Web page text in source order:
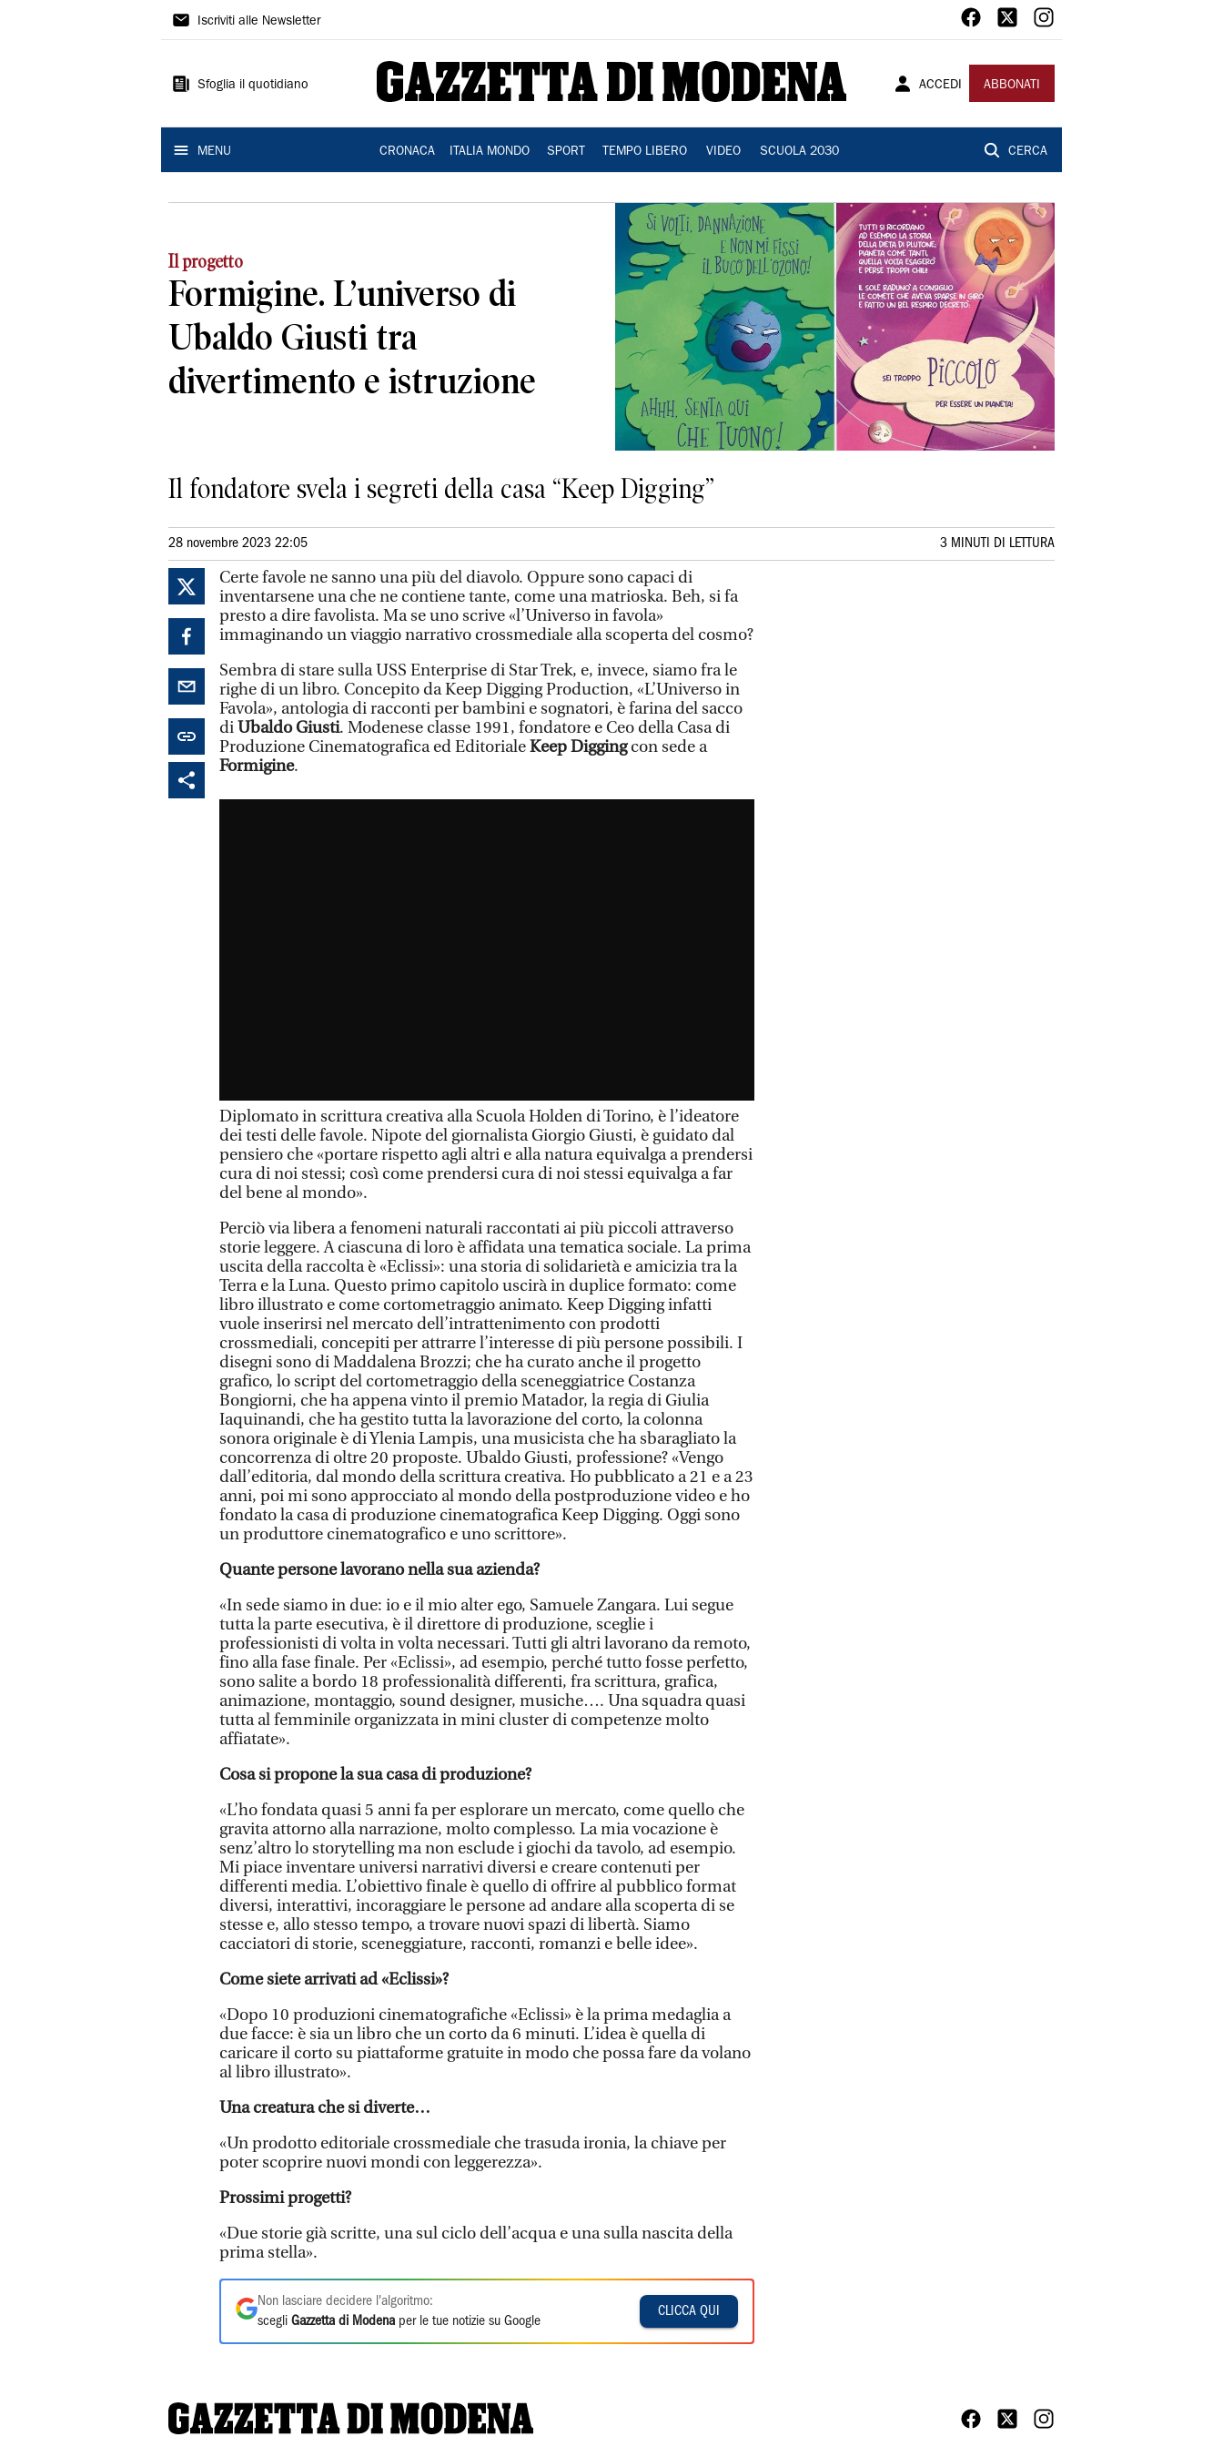
Gazzetta
Modena
Iscriviti alle Newsletter
Sfoglia il quotidiano ACCEDI ABBONATI
MENU CRONACA ITALIA MONDO SPORT TEMPO LIBERO VIDEO SCUOLA 2030 CERCA
Il progetto
Formigine. L’universo di
Ubaldo Giusti tra
divertimento e istruzione
Il fondatore svela i segreti della casa “Keep Digging”
28 novembre 2023 22:05 3 MINUTI DI LETTURA
Certe favole ne sanno una più del diavolo. Oppure sono capaci di
inventarsene una che ne contiene tante, come una matrioska. Beh, si fa
presto a dire favolista. Ma se uno scrive «l’Universo in favola»
immaginando un viaggio narrativo crossmediale alla scoperta del cosmo?
Sembra di stare sulla USS Enterprise di Star Trek, e, invece, siamo fra le
righe di un libro. Concepito da Keep Digging Production, «L’Universo in
Favola», antologia di racconti per bambini e sognatori, è farina del sacco
diUbaldo Giusti. Modenese classe 1991, fondatore e Ceo della Casa di
Produzione Cinematografica ed EditorialeKeep Diggingcon sede a
Formigine.
Diplomato in scrittura creativa alla Scuola Holden di Torino, è l’ideatore
dei testi delle favole. Nipote del giornalista Giorgio Giusti, è guidato dal
pensiero che «portare rispetto agli altri e alla natura equivalga a prendersi
cura di noi stessi; così come prendersi cura di noi stessi equivalga a far
del bene al mondo».
Perciò via libera a fenomeni naturali raccontati ai più piccoli attraverso
storie leggere. A ciascuna di loro è affidata una tematica sociale. La prima
uscita della raccolta è «Eclissi»: una storia di solidarietà e amicizia tra la
Terra e la Luna. Questo primo capitolo uscirà in duplice formato: come
libro illustrato e come cortometraggio animato. Keep Digging infatti
vuole inserirsi nel mercato dell’intrattenimento con prodotti
crossmediali, concepiti per attrarre l’interesse di più persone possibili. I
disegni sono di Maddalena Brozzi; che ha curato anche il progetto
grafico, lo script del cortometraggio della sceneggiatrice Costanza
Bongiorni, che ha appena vinto il premio Matador, la regia di Giulia
Iaquinandi, che ha gestito tutta la lavorazione del corto, la colonna
sonora originale è di Ylenia Lampis, una musicista che ha sbaragliato la
concorrenza di oltre 20 proposte. Ubaldo Giusti, professione? «Vengo
dall’editoria, dal mondo della scrittura creativa. Ho pubblicato a 21 e a 23
anni, poi mi sono approcciato al mondo della postproduzione video e ho
fondato la casa di produzione cinematografica Keep Digging. Oggi sono
un produttore cinematografico e uno scrittore».
Quante persone lavorano nella sua azienda?
«In sede siamo in due: io e il mio alter ego, Samuele Zangara. Lui segue
tutta la parte esecutiva, è il direttore di produzione, sceglie i
professionisti di volta in volta necessari. Tutti gli altri lavorano da remoto,
fino alla fase finale. Per «Eclissi», ad esempio, perché tutto fosse perfetto,
sono salite a bordo 18 professionalità differenti, fra scrittura, grafica,
animazione, montaggio, sound designer, musiche…. Una squadra quasi
tutta al femminile organizzata in mini cluster di competenze molto
affiatate».
Cosa si propone la sua casa di produzione?
«L’ho fondata quasi 5 anni fa per esplorare un mercato, come quello che
gravita attorno alla narrazione, molto complesso. La mia vocazione è
senz’altro lo storytelling ma non esclude i giochi da tavolo, ad esempio.
Mi piace inventare universi narrativi diversi e creare contenuti per
differenti media. L’obiettivo finale è quello di offrire al pubblico format
diversi, interattivi, incoraggiare le persone ad andare alla scoperta di se
stesse e, allo stesso tempo, a trovare nuovi spazi di libertà. Siamo
cacciatori di storie, sceneggiature, racconti, romanzi e belle idee».
Come siete arrivati ad «Eclissi»?
«Dopo 10 produzioni cinematografiche «Eclissi» è la prima medaglia a
due facce: è sia un libro che un corto da 6 minuti. L’idea è quella di
caricare il corto su piattaforme gratuite in modo che possa fare da volano
al libro illustrato».
Una creatura che si diverte…
«Un prodotto editoriale crossmediale che trasuda ironia, la chiave per
poter scoprire nuovi mondi con leggerezza».
Prossimi progetti?
«Due storie già scritte, una sul ciclo dell’acqua e una sulla nascita della
prima stella».
Non lasciare decidere l'algoritmo:
scegli Gazzetta di Modena per le tue notizie su Google
CLICCA QUI